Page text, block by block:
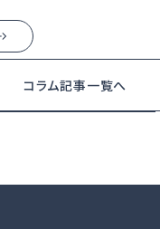
コラム記事一覧へ